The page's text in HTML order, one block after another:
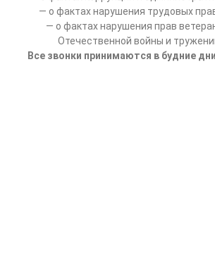
— о фактах нарушения трудовых
— о фактах нарушения прав
Отечественной войны и
Все звонки принимаются в будние